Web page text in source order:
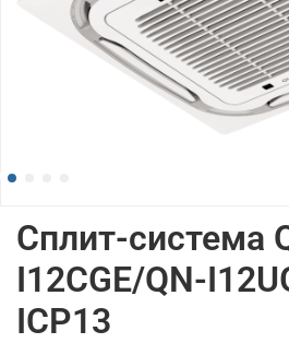
Сплит-система
I12CGE/QN-
ICP13